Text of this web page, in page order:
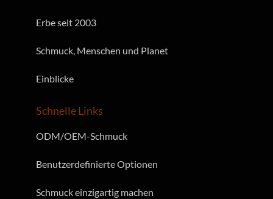
Schnelle Links
ODM/OEM-Schmuck
Benutzerdefinierte Optionen
Schmuck einzigartig machen
Erbe seit 2003
Schmuck, Menschen und Planet
Einblicke